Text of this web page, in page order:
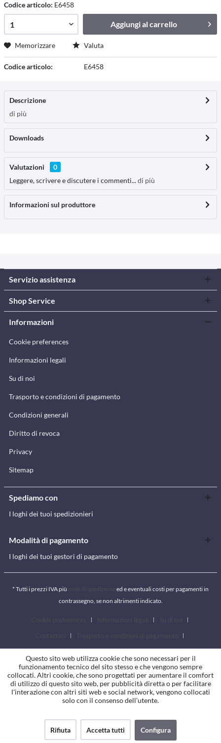
Codice articolo: E6458
Aggiungi alcarrello
Memorizzare Valuta
Codice articolo: E6458
Descrizione
di più
Downloads
Valutazioni
0
Leggere, scrivere e discutere i commenti...di più
Informazioni sul produttore
Servizio assistenza
Shop Service
Informazioni
Cookie preferences
Informazioni legali
Su di noi
Trasporto e condizioni di pagamento
Condizioni generali
Diritto di revoca
Privacy
Sitemap
Spediamo con
I loghi dei tuoi spedizionieri
Modalità di pagamento
I loghi dei tuoi gestori di pagamento
* Tutti i prezzi IVA più
ed e eventuali costi per pagamenti in
contrassegno, se non altrimenti indicato.
Condizioni generali
Diritto di revoca Privacy
Questo sito web utilizza cookie che sono necessari per il
funzionamento tecnico del sito stesso e che vengono sempre
collocati. Altri cookie, che sono progettati per aumentare il comfort
di utilizzo di questo sito web, per pubblicità diretta o per facilitare
l'interazione con altri siti web e social network, vengono collocati
solo con il consenso dell'utente.
Rifiuta Accetta tutti Configura